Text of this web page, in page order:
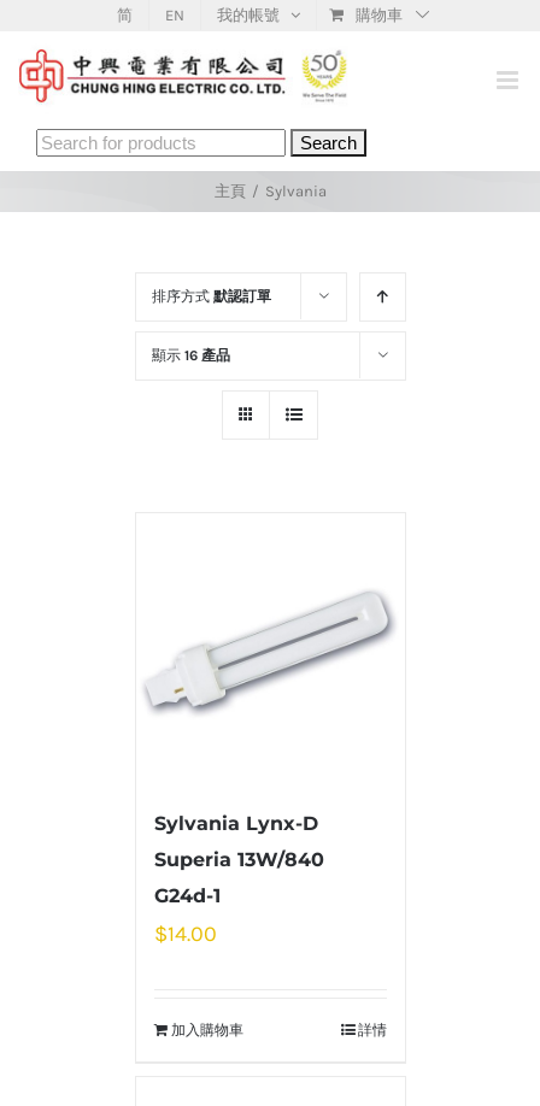
content
简 EN 我的帳號 購物車
Search
for:
主頁 / Sylvania
排序方式 默認訂單
顯示 16 產品
Sylvania Lynx-D
Superia 13W/840
G24d-1
$14.00
加入購物車 詳情